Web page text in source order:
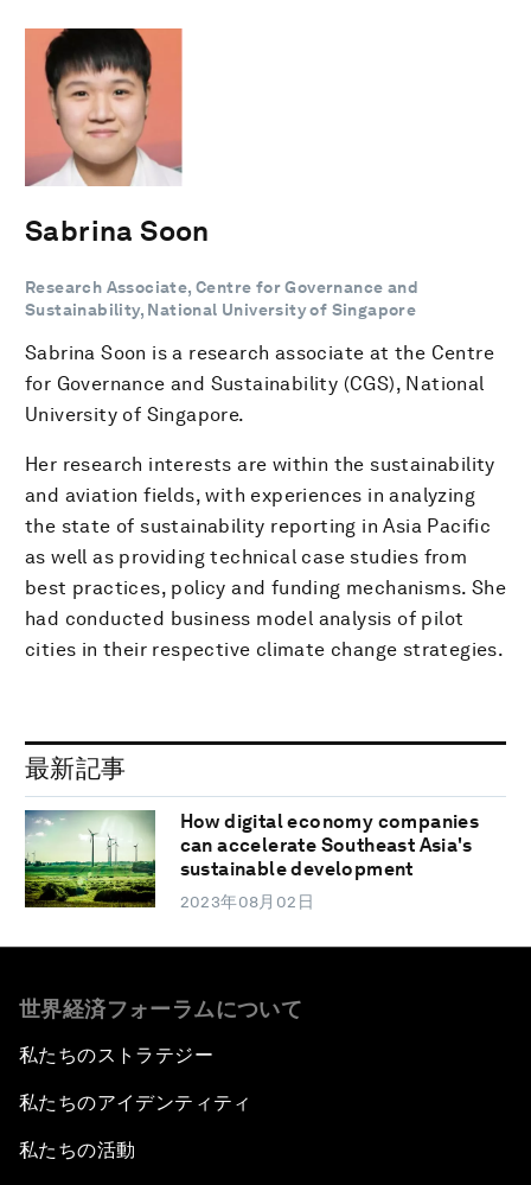
Sabrina Soon
Research Associate, Centre for Governance and
Sustainability, National University of Singapore
Sabrina Soon is a research associate at the Centre
for Governance and Sustainability (CGS), National
University of Singapore.
Her research interests are within the sustainability
and aviation fields, with experiences in analyzing
the state of sustainability reporting in Asia Pacific
as well as providing technical case studies from
best practices, policy and funding mechanisms. She
had conducted business model analysis of pilot
cities in their respective climate change strategies.
最新記事
How digital economy companies
can accelerate Southeast Asia's
sustainable development
2023年08月02日
世界経済フォーラムについて
私たちのストラテジー
私たちのアイデンティティ
私たちの活動